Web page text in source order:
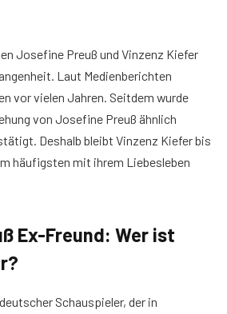
Josefine Preuß und Vinzenz Kiefer
Laut Medienberichten
vor vielen Jahren. Seitdem wurde
von Josefine Preuß ähnlich
Deshalb bleibt Vinzenz Kiefer bis
häufigsten mit ihrem Liebesleben
Ex-Freund: Wer ist
Schauspieler, der in